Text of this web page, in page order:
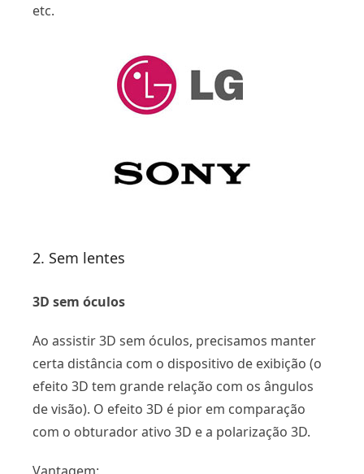
etc.
2. Sem lentes
3D sem óculos
Ao assistir 3D sem óculos, precisamos manter
certa distância com o dispositivo de exibição (o
efeito 3D tem grande relação com os ângulos
de visão). O efeito 3D é pior em comparação
com o obturador ativo 3D e a polarização 3D.
Vantagem: